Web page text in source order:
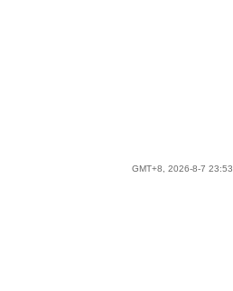
GMT+8, 2026-8-7 23:53